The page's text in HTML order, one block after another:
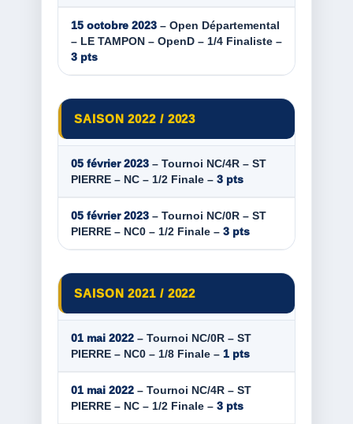
15 octobre 2023 – Open Départemental
– LE TAMPON – OpenD – 1/4 Finaliste –
3 pts
SAISON 2022 / 2023
05 février 2023 – Tournoi NC/4R – ST
PIERRE – NC – 1/2 Finale – 3 pts
05 février 2023 – Tournoi NC/0R – ST
PIERRE – NC0 – 1/2 Finale – 3 pts
SAISON 2021 / 2022
01 mai 2022 – Tournoi NC/0R – ST
PIERRE – NC0 – 1/8 Finale – 1 pts
01 mai 2022 – Tournoi NC/4R – ST
PIERRE – NC – 1/2 Finale – 3 pts